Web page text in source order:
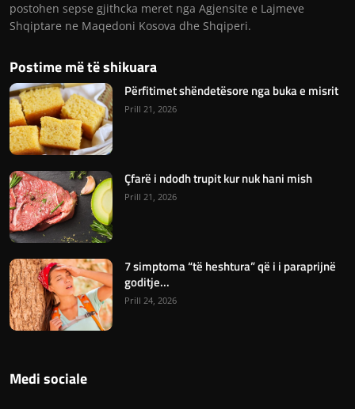
postohen sepse gjithcka meret nga Agjensite e Lajmeve
Shqiptare ne Maqedoni Kosova dhe Shqiperi.
Postime më të shikuara
Përfitimet shëndetësore nga buka e misrit
Prill 21, 2026
Çfarë i ndodh trupit kur nuk hani mish
Prill 21, 2026
7 simptoma “të heshtura” që i i paraprijnë
goditje...
Prill 24, 2026
Medi sociale